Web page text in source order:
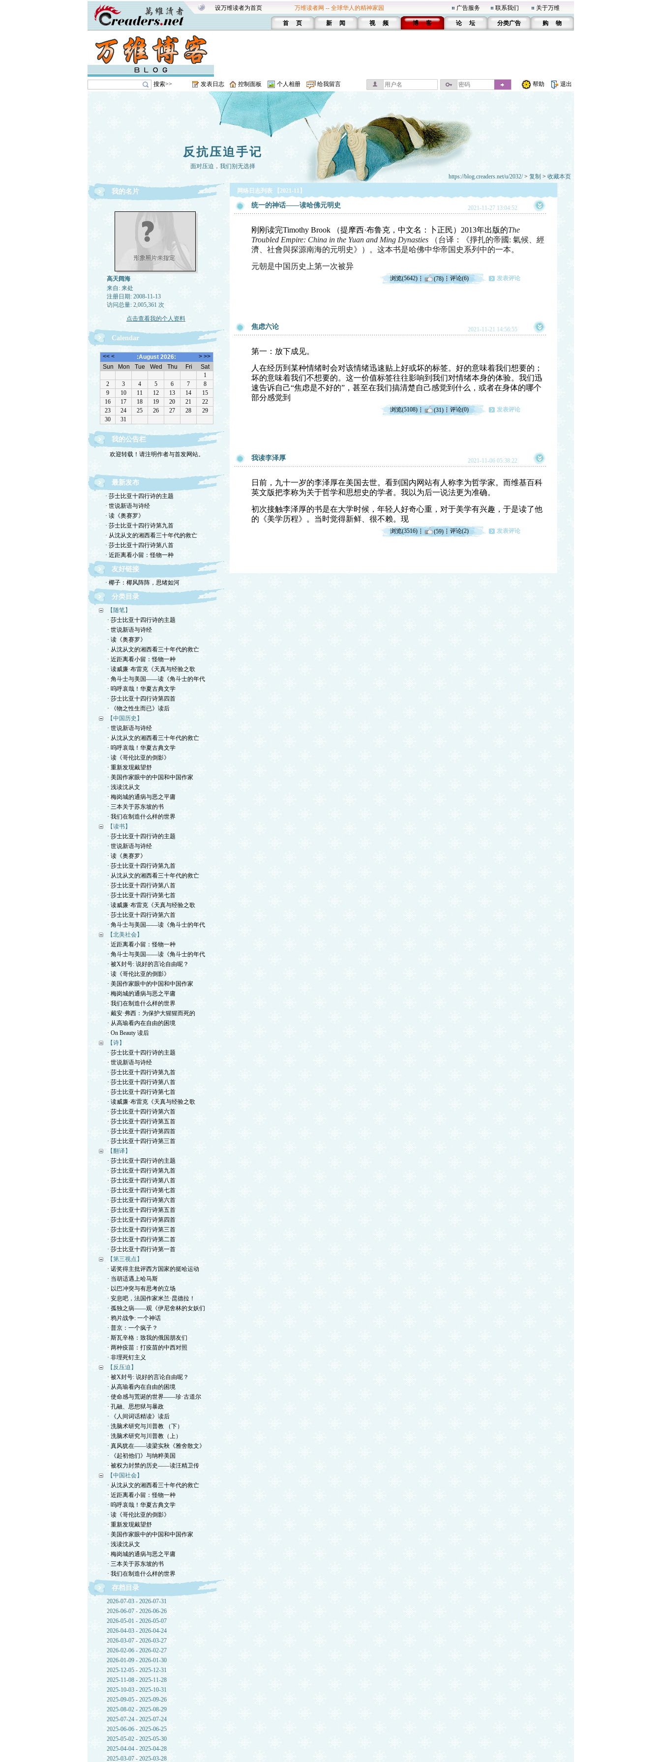
设万维读者为首页 万维读者网 -- 全球华人的精神家园 广告服务 联系我们 关于万维
首 页 新 闻 视 频 博 客 论 坛 分类广告 购 物
搜索>> 发表日志 控制面板 个人相册 给我留言 帮助 退出
反抗压迫手记
面对压迫，我们别无选择
https://blog.creaders.net/u/2032/> 复制 > 收藏本页
我的名片
高天阔海
来自: 来处
注册日期: 2008-11-13
访问总量: 2,005,361 次
点击查看我的个人资料
Calendar
我的公告栏
欢迎转载！请注明作者与首发网站。
最新发布
· 莎士比亚十四行诗的主题
· 世说新语与诗经
· 读《奥赛罗》
· 莎士比亚十四行诗第九首
· 从沈从文的湘西看三十年代的救亡
· 莎士比亚十四行诗第八首
· 近距离看小留：怪物一种
友好链接
· 椰子：椰风阵阵，思绪如河
分类目录
【随笔】
· 莎士比亚十四行诗的主题
· 世说新语与诗经
· 读《奥赛罗》
· 从沈从文的湘西看三十年代的救亡
· 近距离看小留：怪物一种
· 读威廉·布雷克《天真与经验之歌
· 角斗士与美国——读《角斗士的年代
· 呜呼哀哉！华夏古典文学
· 莎士比亚十四行诗第四首
· 《物之性生而已》读后
【中国历史】
· 世说新语与诗经
· 从沈从文的湘西看三十年代的救亡
· 呜呼哀哉！华夏古典文学
· 读《哥伦比亚的倒影》
· 重新发现戴望舒
· 美国作家眼中的中国和中国作家
· 浅读沈从文
· 梅岗城的通病与恶之平庸
· 三本关于苏东坡的书
· 我们在制造什么样的世界
【读书】
· 莎士比亚十四行诗的主题
· 世说新语与诗经
· 读《奥赛罗》
· 莎士比亚十四行诗第九首
· 从沈从文的湘西看三十年代的救亡
· 莎士比亚十四行诗第八首
· 莎士比亚十四行诗第七首
· 读威廉·布雷克《天真与经验之歌
· 莎士比亚十四行诗第六首
· 角斗士与美国——读《角斗士的年代
【北美社会】
· 近距离看小留：怪物一种
· 角斗士与美国——读《角斗士的年代
· 被X封号: 说好的言论自由呢？
· 读《哥伦比亚的倒影》
· 美国作家眼中的中国和中国作家
· 梅岗城的通病与恶之平庸
· 我们在制造什么样的世界
· 戴安·弗西：为保护大猩猩而死的
· 从高瑜看内在自由的困境
· On Beauty 读后
【诗】
· 莎士比亚十四行诗的主题
· 世说新语与诗经
· 莎士比亚十四行诗第九首
· 莎士比亚十四行诗第八首
· 莎士比亚十四行诗第七首
· 读威廉·布雷克《天真与经验之歌
· 莎士比亚十四行诗第六首
· 莎士比亚十四行诗第五首
· 莎士比亚十四行诗第四首
· 莎士比亚十四行诗第三首
【翻译】
· 莎士比亚十四行诗的主题
· 莎士比亚十四行诗第九首
· 莎士比亚十四行诗第八首
· 莎士比亚十四行诗第七首
· 莎士比亚十四行诗第六首
· 莎士比亚十四行诗第五首
· 莎士比亚十四行诗第四首
· 莎士比亚十四行诗第三首
· 莎士比亚十四行诗第二首
· 莎士比亚十四行诗第一首
【第三视点】
· 诺奖得主批评西方国家的挺哈运动
· 当胡适遇上哈马斯
· 以巴冲突与有思考的立场
· 安息吧，法国作家米兰·昆德拉！
· 孤独之病——观《伊尼舍林的女妖们
· 鸦片战争: 一个神话
· 普京：一个疯子？
· 斯瓦辛格：致我的俄国朋友们
· 两种疫苗：打疫苗的中西对照
· 非理死钉主义
【反压迫】
· 被X封号: 说好的言论自由呢？
· 从高瑜看内在自由的困境
· 使命感与荒诞的世界——珍·古道尔
· 孔融、思想狱与暴政
· 《人间词话精读》读后
· 洗脑术研究与川普教 （下）
· 洗脑术研究与川普教（上）
· 真风犹在——读梁实秋《雅舍散文》
· 《起初他们》与纳粹美国
· 被权力封禁的历史——读汪精卫传
【中国社会】
· 从沈从文的湘西看三十年代的救亡
· 近距离看小留：怪物一种
· 呜呼哀哉！华夏古典文学
· 读《哥伦比亚的倒影》
· 重新发现戴望舒
· 美国作家眼中的中国和中国作家
· 浅读沈从文
· 梅岗城的通病与恶之平庸
· 三本关于苏东坡的书
· 我们在制造什么样的世界
存档目录
2026-07-03 - 2026-07-31
2026-06-07 - 2026-06-26
2026-05-01 - 2026-05-07
2026-04-03 - 2026-04-24
2026-03-07 - 2026-03-27
2026-02-06 - 2026-02-27
2026-01-09 - 2026-01-30
2025-12-05 - 2025-12-31
2025-11-08 - 2025-11-28
2025-10-03 - 2025-10-31
2025-09-05 - 2025-09-26
2025-08-02 - 2025-08-29
2025-07-24 - 2025-07-24
2025-06-06 - 2025-06-25
2025-05-02 - 2025-05-30
2025-04-04 - 2025-04-28
2025-03-07 - 2025-03-28
网络日志列表 【2021-11】
统一的神话——读哈佛元明史 2021-11-27 13:04:52
刚刚读完Timothy Brook （提摩西·布鲁克，中文名：卜正民）2013年出版的The
Troubled Empire: China in the Yuan and Ming Dynasties
（台译：《掙扎的帝國: 氣候、經
濟、社會與探源南海的元明史》）。这本书是哈佛中华帝国史系列中的一本。
元朝是中国历史上第一次被异
浏览(5642) (78) 评论(6) 发表评论
焦虑六论 2021-11-21 14:56:55
第一：放下成见。
人在经历到某种情绪时会对该情绪迅速贴上好或坏的标签。好的意味着我们想要的；
坏的意味着我们不想要的。这一价值标签往往影响到我们对情绪本身的体验。我们迅
速告诉自己“焦虑是不好的”，甚至在我们搞清楚自己感觉到什么，或者在身体的哪个
部分感觉到
浏览(5108) (31) 评论(0) 发表评论
我读李泽厚 2021-11-06 05:38:22
日前，九十一岁的李泽厚在美国去世。看到国内网站有人称李为哲学家。而维基百科
英文版把李称为关于哲学和思想史的学者。我以为后一说法更为准确。
初次接触李泽厚的书是在大学时候，年轻人好奇心重，对于美学有兴趣，于是读了他
的《美学历程》。当时觉得新鲜、很不赖。现
浏览(3516) (59) 评论(2) 发表评论